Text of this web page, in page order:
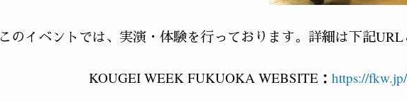
このイベントでは、実演・体験を行っております。詳細は下記
KOUGEI WEEK FUKUOKA WEBSITE： https://fkw.jp/